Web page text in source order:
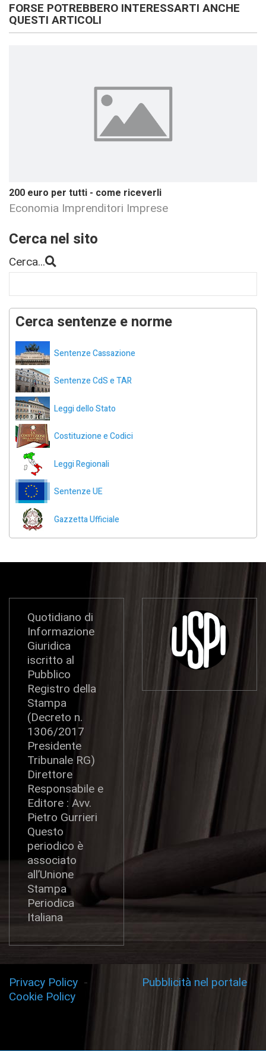
FORSE POTREBBERO INTERESSARTI ANCHE
QUESTI ARTICOLI
200 euro per tutti - come riceverli
Economia Imprenditori Imprese
Cerca nel sito
Cerca...
Cerca sentenze e norme
Sentenze Cassazione
Sentenze CdS e TAR
Leggi dello Stato
Costituzione e Codici
Leggi Regionali
Sentenze UE
Gazzetta Ufficiale
Quotidiano di
Informazione
Giuridica
iscritto al
Pubblico
Registro della
Stampa
(Decreto n.
1306/2017
Presidente
Tribunale RG)
Direttore
Responsabile e
Editore : Avv.
Pietro Gurrieri
Questo
periodico è
associato
all’Unione
Stampa
Periodica
Italiana
Privacy Policy -
Cookie Policy
Pubblicità nel portale